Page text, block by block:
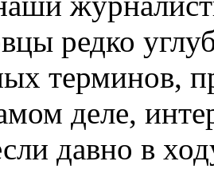
редко
терминов,
деле,
давно в